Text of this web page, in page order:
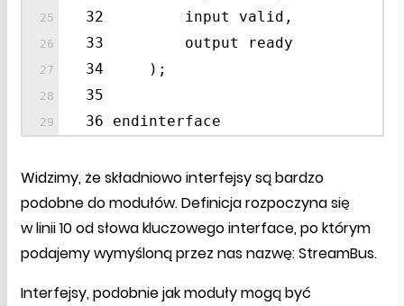
32 input valid,
33 output ready
34 );
35
36 endinterface
Widzimy, że składniowo interfejsy są bardzo
podobne do modułów. Definicja rozpoczyna się
w linii 10 od słowa kluczowego interface, po którym
podajemy wymyśloną przez nas nazwę: StreamBus.
Interfejsy, podobnie jak moduły mogą być